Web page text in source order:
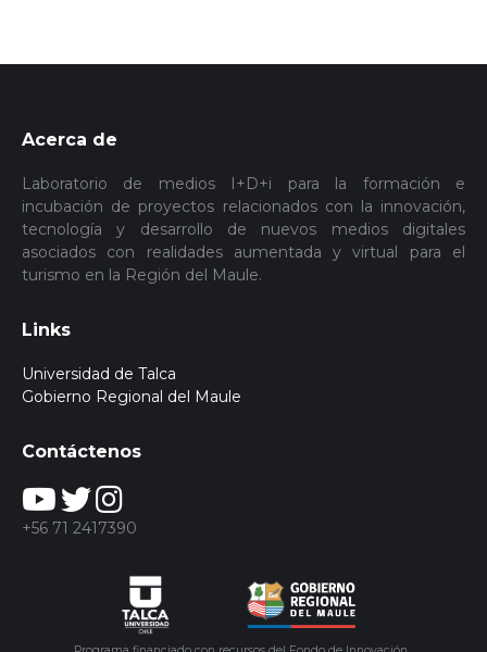
Acerca de
Laboratorio de medios I+D+i para la formación e
incubación de proyectos relacionados con la innovación,
tecnología y desarrollo de nuevos medios digitales
asociados con realidades aumentada y virtual para el
turismo en la Región del Maule.
Links
Universidad de Talca
Gobierno Regional del Maule
Contáctenos
+56 71 2417390